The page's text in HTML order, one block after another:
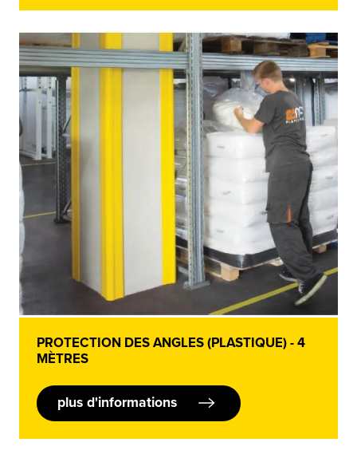
PROTECTION DES ANGLES (PLASTIQUE) - 4
MÈTRES
plus d'informations